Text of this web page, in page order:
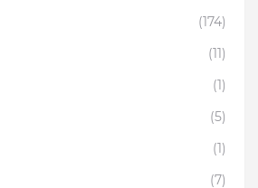
(174)
(11)
(1)
(5)
(1)
(7)